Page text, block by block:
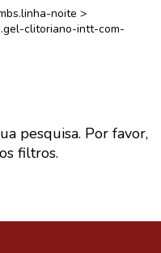
noite >
clitoriano-intt-com-
pesquisa. Por favor,
filtros.